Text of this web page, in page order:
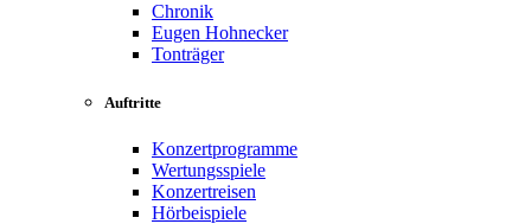
Chronik
Eugen Hohnecker
Tonträger
Auftritte
Konzertprogramme
Wertungsspiele
Konzertreisen
Hörbeispiele